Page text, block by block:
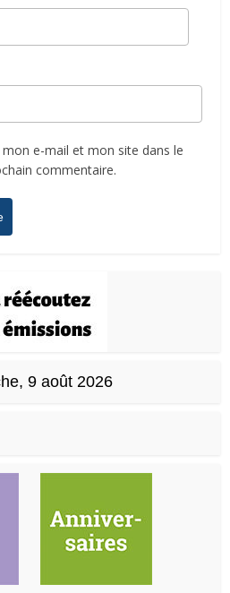
e-mail et mon site dans le
commentaire.
9 août 2026